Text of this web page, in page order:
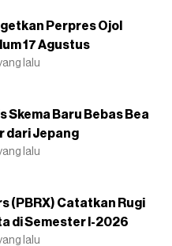
Perpres Ojol
17 Agustus
lalu
Skema Baru Bebas Bea
dari Jepang
lalu
(PBRX) Catatkan Rugi
di Semester I-2026
lalu